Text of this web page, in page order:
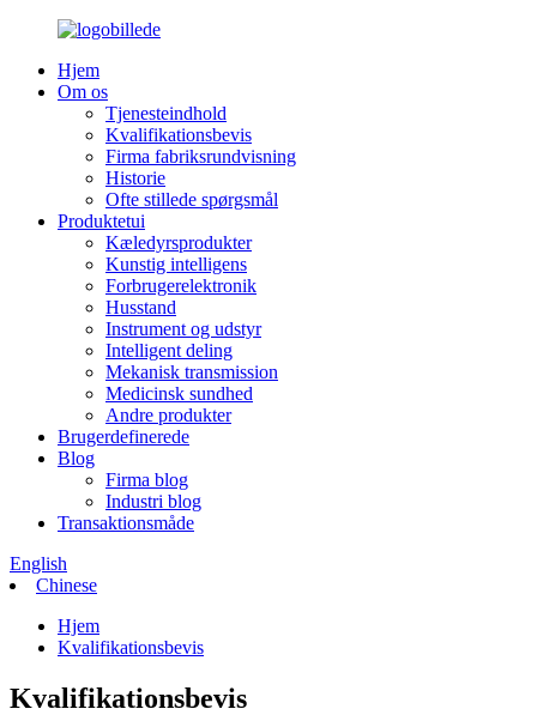
Hjem
Om os
Tjenesteindhold
Kvalifikationsbevis
Firma fabriksrundvisning
Historie
Ofte stillede spørgsmål
Produktetui
Kæledyrsprodukter
Kunstig intelligens
Forbrugerelektronik
Husstand
Instrument og udstyr
Intelligent deling
Mekanisk transmission
Medicinsk sundhed
Andre produkter
Brugerdefinerede
Blog
Firma blog
Industri blog
Transaktionsmåde
English
Chinese
Hjem
Kvalifikationsbevis
Kvalifikationsbevis